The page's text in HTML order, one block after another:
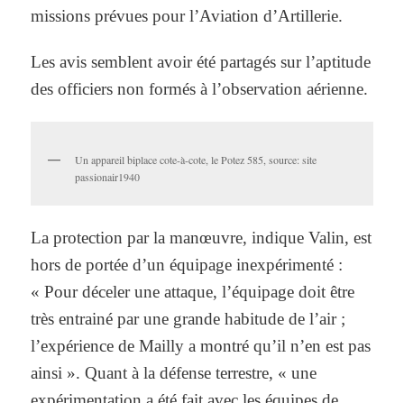
missions prévues pour l’Aviation d’Artillerie.
Les avis semblent avoir été partagés sur l’aptitude
des officiers non formés à l’observation aérienne.
Un appareil biplace cote-à-cote, le Potez 585, source: site
passionair1940
La protection par la manœuvre, indique Valin, est
hors de portée d’un équipage inexpérimenté :
« Pour déceler une attaque, l’équipage doit être
très entrainé par une grande habitude de l’air ;
l’expérience de Mailly a montré qu’il n’en est pas
ainsi ». Quant à la défense terrestre, « une